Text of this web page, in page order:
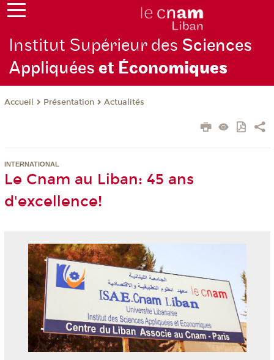
Institut Supérieur des Sciences
Appliquéeset Économiques
Accueil Présentation Actualités
INTERNATIONAL
Le Cnam au Liban: 45 ans
d'excellence!